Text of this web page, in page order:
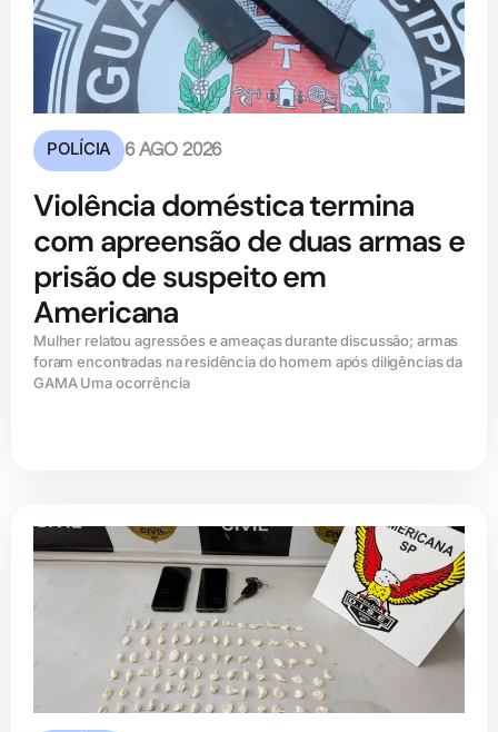
POLÍCIA 6 AGO 2026
Violência doméstica termina
com apreensão de duas armas e
prisão de suspeito em
Americana
Mulher relatou agressões e ameaças durante discussão; armas
foram encontradas na residência do homem após diligências da
GAMA Uma ocorrência